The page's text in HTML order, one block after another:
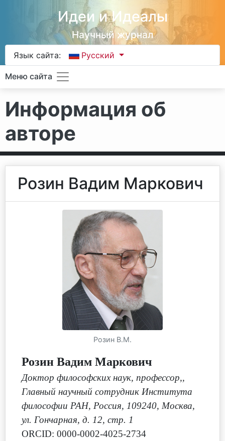
Идеи и Идеалы
Научный журнал
Язык сайта: Русский
Меню сайта
Информация об
авторе
Розин Вадим Маркович
Розин В.М.
Розин Вадим Маркович
Доктор философских наук, профессор,,
Главный научный сотрудник Института
философии РАН, Россия, 109240, Москва,
ул. Гончарная, д. 12, стр. 1
ORCID: 0000-0002-4025-2734